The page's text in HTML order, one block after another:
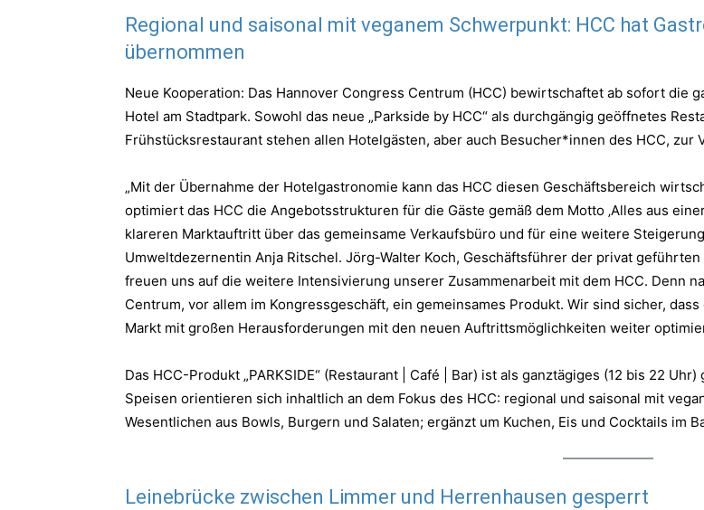
Regional und saisonal mit veganem Schwerpunkt: HCC hat
übernommen
Neue Kooperation: Das Hannover Congress Centrum (HCC) bewirtschaftet ab sofort die
Hotel am Stadtpark. Sowohl das neue „Parkside by HCC“ als durchgängig geöffnetes
Frühstücksrestaurant stehen allen Hotelgästen, aber auch Besucher*innen des HCC, zur
„Mit der Übernahme der Hotelgastronomie kann das HCC diesen Geschäftsbereich
optimiert das HCC die Angebotsstrukturen für die Gäste gemäß dem Motto ‚Alles aus
klareren Marktauftritt über das gemeinsame Verkaufsbüro und für eine weitere
Umweltdezernentin Anja Ritschel. Jörg-Walter Koch, Geschäftsführer der privat geführten
freuen uns auf die weitere Intensivierung unserer Zusammenarbeit mit dem HCC. Denn
Centrum, vor allem im Kongressgeschäft, ein gemeinsames Produkt. Wir sind sicher,
Markt mit großen Herausforderungen mit den neuen Auftrittsmöglichkeiten weiter
Das HCC-Produkt „PARKSIDE“ (Restaurant | Café | Bar) ist als ganztägiges (12 bis 22
Speisen orientieren sich inhaltlich an dem Fokus des HCC: regional und saisonal mit
Wesentlichen aus Bowls, Burgern und Salaten; ergänzt um Kuchen, Eis und Cocktails im
Leinebrücke zwischen Limmer und Herrenhausen gesperrt